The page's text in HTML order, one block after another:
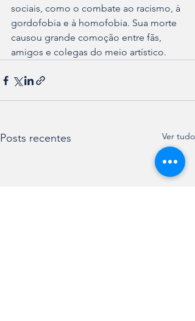
sociais, como o combate ao racismo, à
gordofobia e à homofobia. Sua morte
causou grande comoção entre fãs,
amigos e colegas do meio artístico.
Posts recentes Ver tudo